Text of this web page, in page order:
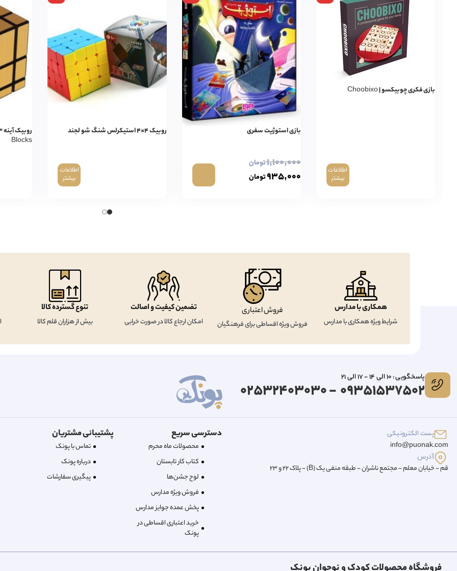
بازی فکری چوبیکسو | Choobixo
اطلاعات
بیشتر
بازی استوژیت سفری
۱,۱۰۰,۰۰۰تومان
۹۳۵,۰۰۰تومان
روبیک ۴×۴ استیکرلس شنگ شو لجند
اطلاعات
بیشتر
Blocks
همکاری با مدارس
شرایط ویژه همکاری با مدارس
فروش اعتباری
فروش ویژه اقساطی برای فرهنگیان
تضمین کیفیت و اصالت
امکان ارجاع کالا در صورت خرابی
تنوع گسترده کالا
بیش از هزاران قلم کالا
پاسخگویی : 10 الی 14 - 17 الی 21
09351537502 - 02532403030
پست الکترونیکی
info@puonak.com
آدرس
قم - خیابان معلم - مجتمع ناشران - طبقه منفی یک (B) - پلاک 22 و 23
دسترسی سریع
محصولات ماه محرم
کتاب کار تابستان
لوح جشن‌ها
فروش ویژه مدارس
پخش عمده جوایز مدارس
خرید اعتباری اقساطی در
پونک
پشتیبانی مشتریان
تماس با پونک
درباره‌ پونک
پیگیری سفارشات